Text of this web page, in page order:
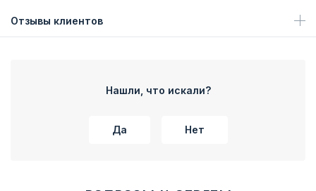
Отзывы клиентов
Нашли, что искали?
Да Нет